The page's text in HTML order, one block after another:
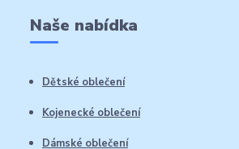
Naše nabídka
Dětské oblečení
Kojenecké oblečení
Dámské oblečení